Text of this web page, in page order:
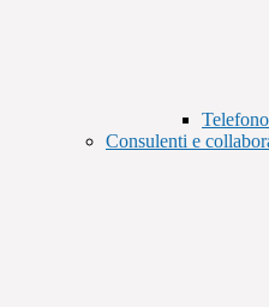
Consulenti e